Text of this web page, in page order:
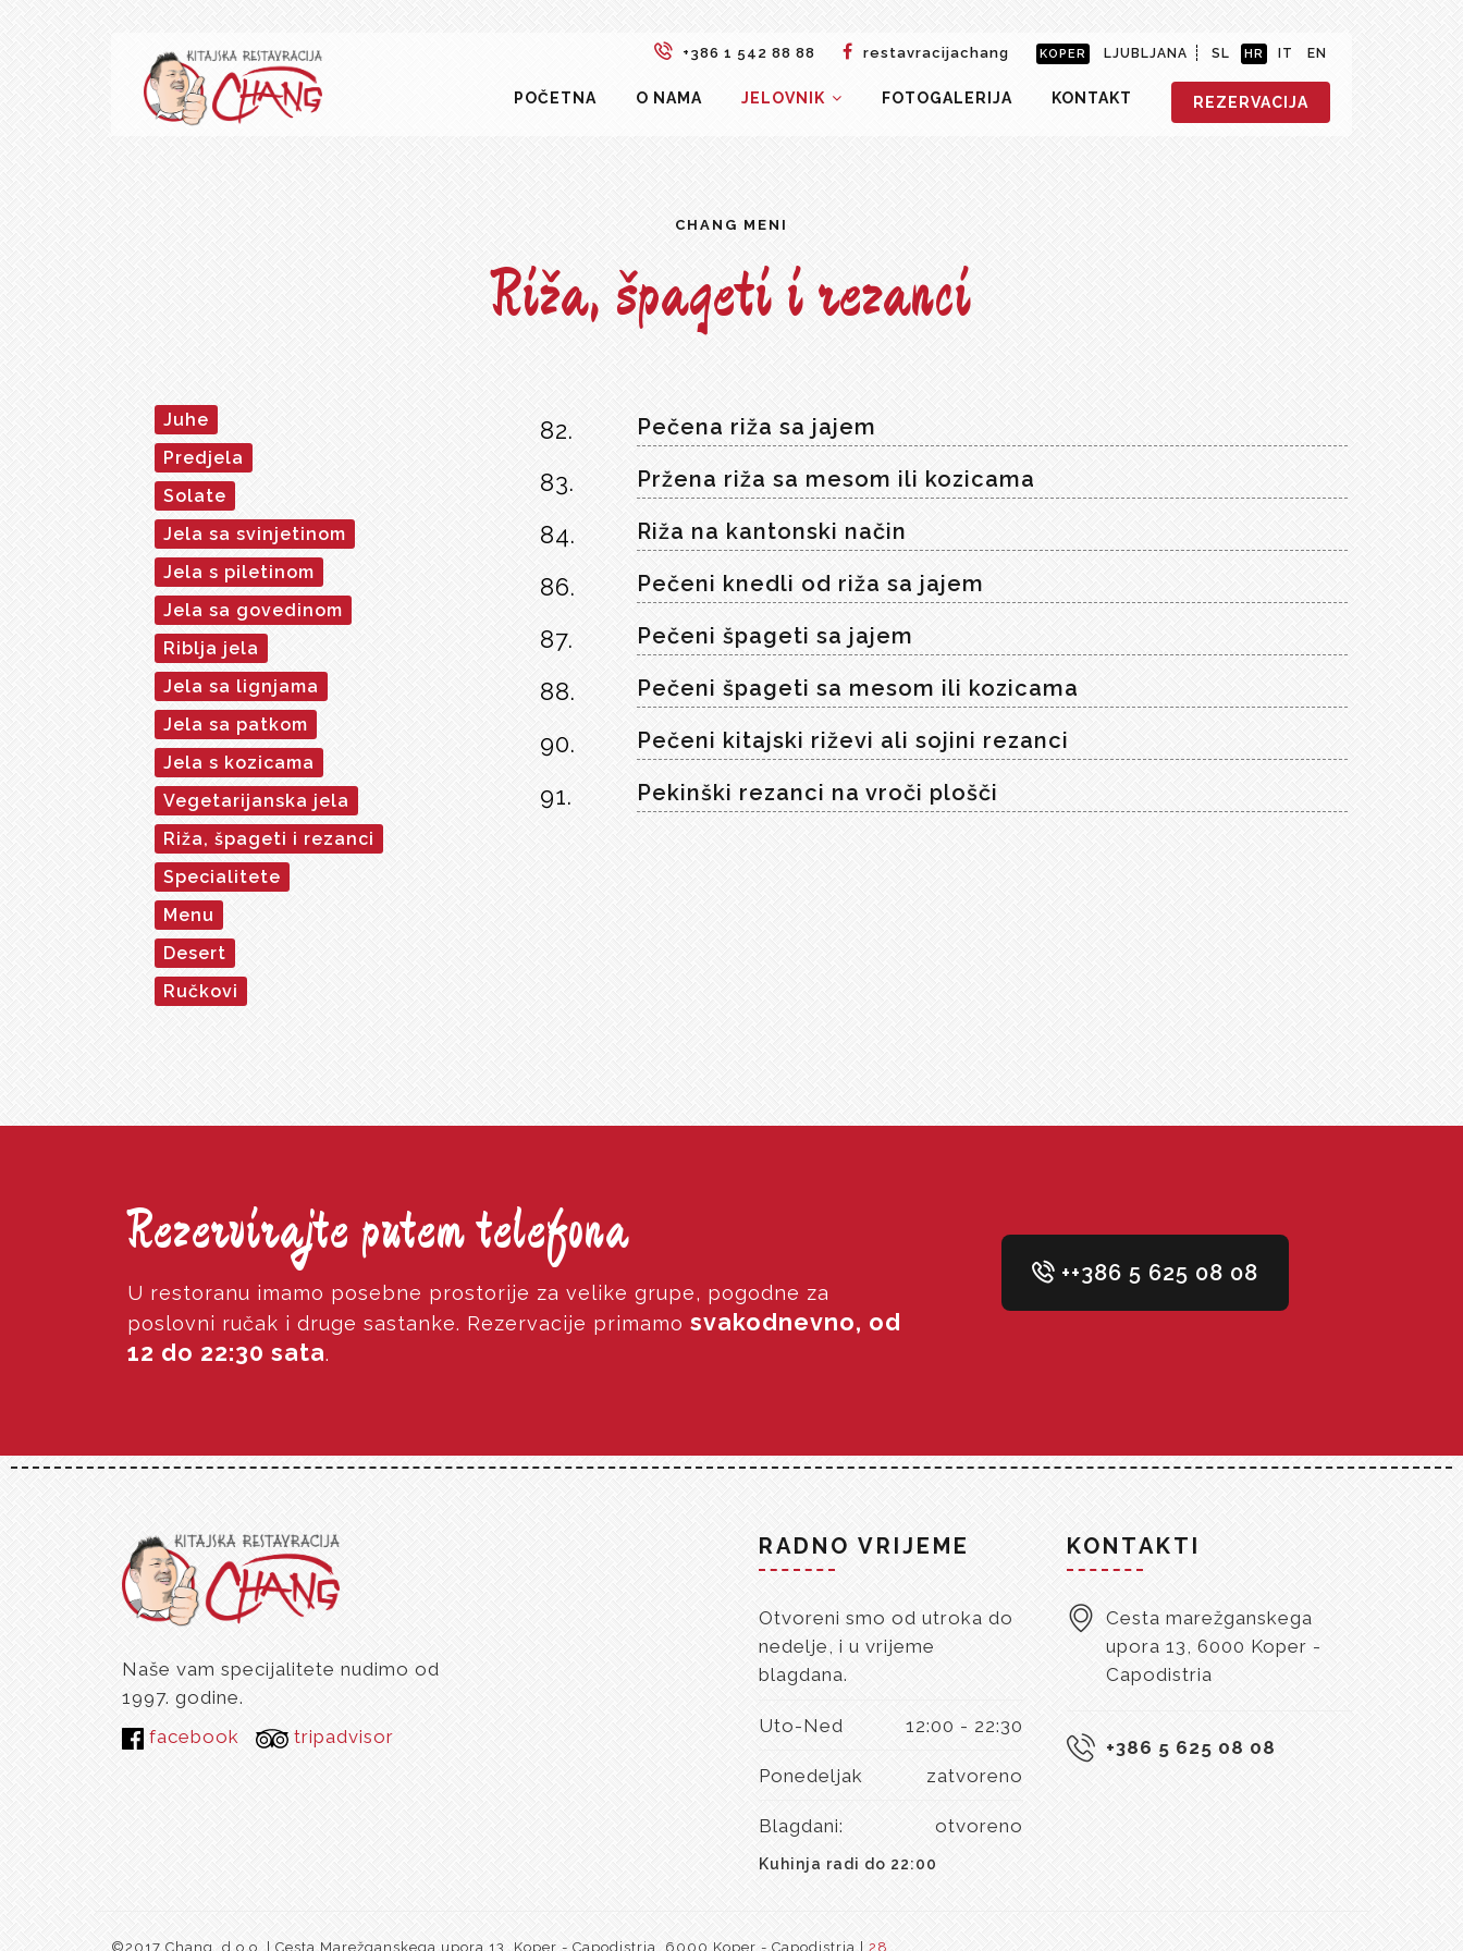
+386 1 542 88 88 restavracijachang KOPER LJUBLJANA SL HR IT EN
POČETNA O NAMA JELOVNIK FOTOGALERIJA KONTAKT REZERVACIJA
CHANG MENI
Riža, špageti i rezanci
82. Pečena riža sa jajem
83. Pržena riža sa mesom ili kozicama
84. Riža na kantonski način
86. Pečeni knedli od riža sa jajem
87. Pečeni špageti sa jajem
88. Pečeni špageti sa mesom ili kozicama
90. Pečeni kitajski riževi ali sojini rezanci
91. Pekinški rezanci na vroči plošči
Juhe
Predjela
Solate
Jela sa svinjetinom
Jela s piletinom
Jela sa govedinom
Riblja jela
Jela sa lignjama
Jela sa patkom
Jela s kozicama
Vegetarijanska jela
Riža, špageti i rezanci
Specialitete
Menu
Desert
Ručkovi
Rezervirajte putem telefona
U restoranu imamo posebne prostorije za velike grupe, pogodne za
poslovni ručak i druge sastanke. Rezervacije primamo svakodnevno, od
12 do 22:30 sata.
++386 5 625 08 08
Naše vam specijalitete nudimo od
1997. godine.
facebook
tripadvisor
RADNO VRIJEME
Otvoreni smo od utroka do
nedelje, i u vrijeme
blagdana.
Uto-Ned 12:00 - 22:30
Ponedeljak zatvoreno
Blagdani: otvoreno
Kuhinja radi do 22:00
KONTAKTI
Cesta marežganskega
upora 13, 6000 Koper -
Capodistria
+386 5 625 08 08
©2017 Chang, d.o.o. | Cesta Marežganskega upora 13, Koper - Capodistria, 6000 Koper - Capodistria | 28